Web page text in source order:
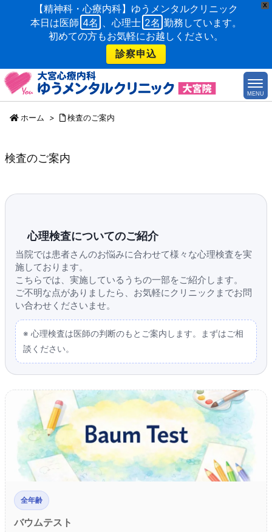
X
【精神科・心療内科】ゆうメンタルクリニック
本日は医師 4名 、心理士 2名 勤務しています。
初めての方もお気軽にお越しください。
診察申込
MENU
ホーム > 検査のご案内
検査のご案内
心理検査についてのご紹介
当院では患者さんのお悩みに合わせて様々な心理検査を実
施しております。
こちらでは、実施しているうちの一部をご紹介します。
ご不明な点がありましたら、お気軽にクリニックまでお問
い合わせくださいませ。
※ 心理検査は医師の判断のもとご案内します。まずはご相
談ください。
全年齢
バウムテスト